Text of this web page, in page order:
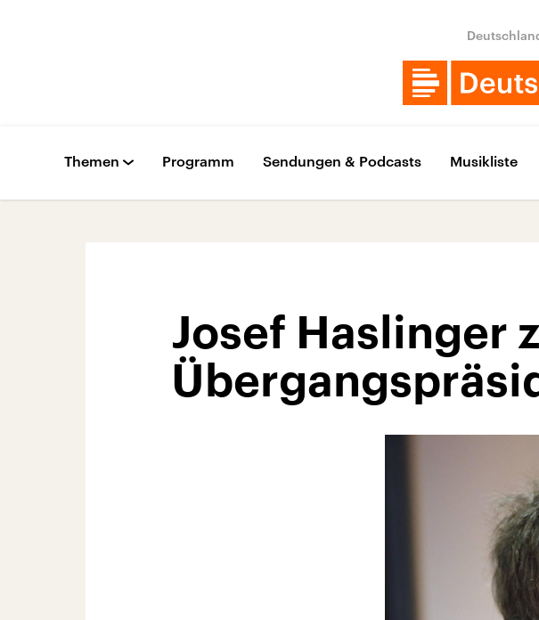
Themen Programm Sendungen & Podcasts Musikliste
Josef Haslinger